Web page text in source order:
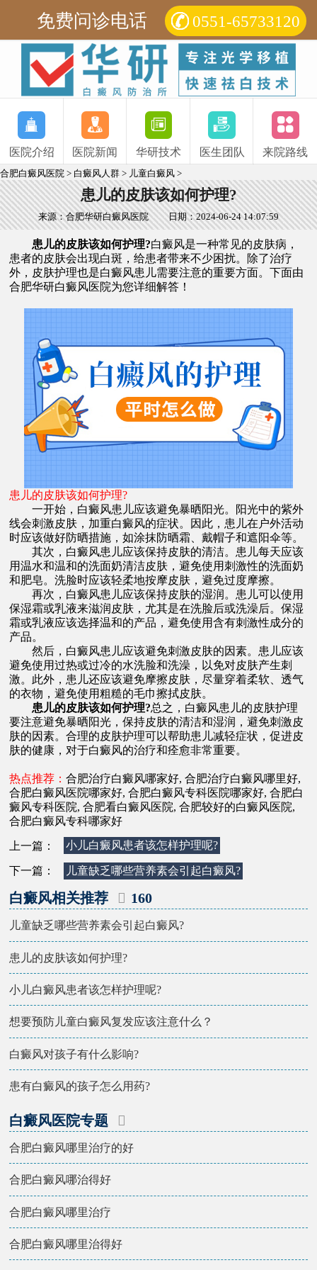
免费问诊电话 0551-65733120
医院介绍 医院新闻 华研技术 医生团队 来院路线
合肥白癜风医院 > 白癜风人群 > 儿童白癜风 >
患儿的皮肤该如何护理?
来源：合肥华研白癜风医院 日期：2024-06-24 14:07:59
患儿的皮肤该如何护理?白癜风是一种常见的皮肤病，
患者的皮肤会出现白斑，给患者带来不少困扰。除了治疗
外，皮肤护理也是白癜风患儿需要注意的重要方面。下面由
合肥华研白癜风医院为您详细解答！
患儿的皮肤该如何护理?
一开始，白癜风患儿应该避免暴晒阳光。阳光中的紫外
线会刺激皮肤，加重白癜风的症状。因此，患儿在户外活动
时应该做好防晒措施，如涂抹防晒霜、戴帽子和遮阳伞等。
其次，白癜风患儿应该保持皮肤的清洁。患儿每天应该
用温水和温和的洗面奶清洁皮肤，避免使用刺激性的洗面奶
和肥皂。洗脸时应该轻柔地按摩皮肤，避免过度摩擦。
再次，白癜风患儿应该保持皮肤的湿润。患儿可以使用
保湿霜或乳液来滋润皮肤，尤其是在洗脸后或洗澡后。保湿
霜或乳液应该选择温和的产品，避免使用含有刺激性成分的
产品。
然后，白癜风患儿应该避免刺激皮肤的因素。患儿应该
避免使用过热或过冷的水洗脸和洗澡，以免对皮肤产生刺
激。此外，患儿还应该避免摩擦皮肤，尽量穿着柔软、透气
的衣物，避免使用粗糙的毛巾擦拭皮肤。
患儿的皮肤该如何护理?总之，白癜风患儿的皮肤护理
要注意避免暴晒阳光，保持皮肤的清洁和湿润，避免刺激皮
肤的因素。合理的皮肤护理可以帮助患儿减轻症状，促进皮
肤的健康，对于白癜风的治疗和痊愈非常重要。
热点推荐： 合肥治疗白癜风哪家好, 合肥治疗白癜风哪里好,
合肥白癜风医院哪家好, 合肥白癜风专科医院哪家好, 合肥白
癜风专科医院, 合肥看白癜风医院, 合肥较好的白癜风医院,
合肥白癜风专科哪家好
上一篇： 小儿白癜风患者该怎样护理呢?
下一篇： 儿童缺乏哪些营养素会引起白癜风?
白癜风相关推荐 160
儿童缺乏哪些营养素会引起白癜风?
患儿的皮肤该如何护理?
小儿白癜风患者该怎样护理呢?
想要预防儿童白癜风复发应该注意什么？
白癜风对孩子有什么影响?
患有白癜风的孩子怎么用药?
白癜风医院专题
合肥白癜风哪里治疗的好
合肥白癜风哪治得好
合肥白癜风哪里治疗
合肥白癜风哪里治得好